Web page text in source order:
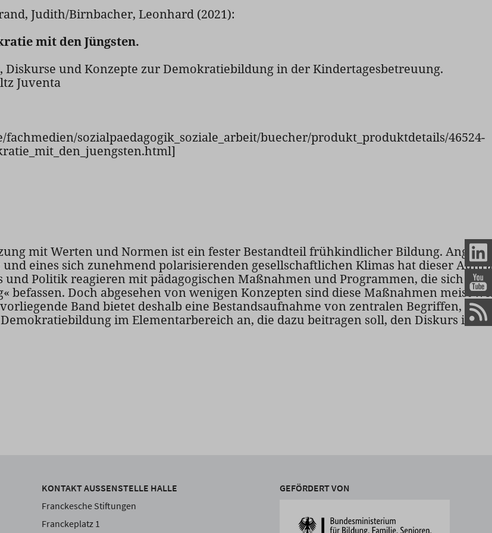
Judith/Birnbacher, Leonhard (2021):
mit den Jüngsten.
Diskurse und Konzepte zur Demokratiebildung in der Kindertagesbetreuung.
Juventa
sozialpaedagogik_soziale_arbeit/buecher/produkt_produktdetails/46524-
mit Werten und Normen ist ein fester Bestandteil frühkindlicher Bildung.
und eines sich zunehmend polarisierenden gesellschaftlichen Klimas hat dieser
und Politik reagieren mit pädagogischen Maßnahmen und Programmen, die sich mit
befassen. Doch abgesehen von wenigen Konzepten sind diese Maßnahmen meist
Band bietet deshalb eine Bestandsaufnahme von zentralen Begriffen,
im Elementarbereich an, die dazu beitragen soll, den Diskurs in
KONTAKT AUSSENSTELLE HALLE
Franckesche Stiftungen
Franckeplatz 1
GEFÖRDERT VON